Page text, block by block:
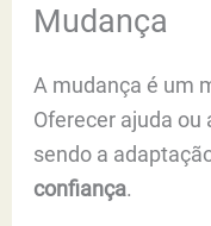
Mudança
A mudança é um
Oferecer ajuda
sendo a
confiança.